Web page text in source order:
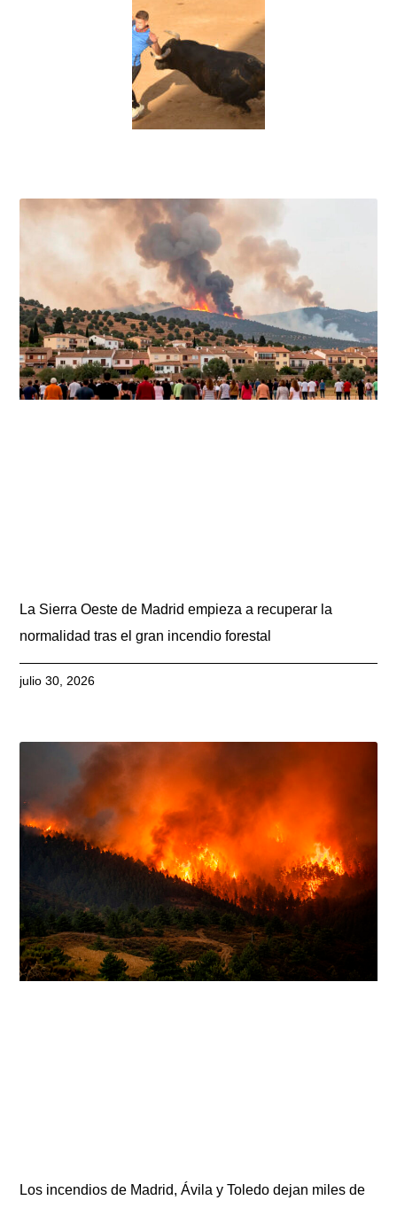
La Sierra Oeste de Madrid empieza a recuperar la
normalidad tras el gran incendio forestal
julio 30, 2026
Los incendios de Madrid, Ávila y Toledo dejan miles de